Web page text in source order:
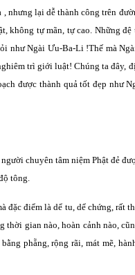
nhưng lại dễ thành công trên
không tự mãn, tự cao. Những
như Ngài Ưu-Ba-Li !Thế mà
trì giới luật! Chúng ta đây,
được thành quả tốt đẹp như
chuyên tâm niệm Phật đẻ
tông.
đặc điểm là dể tu, dể chứng, rất
thời gian nào, hoàn cảnh nào,
phẵng, rộng rãi, mát mẽ,